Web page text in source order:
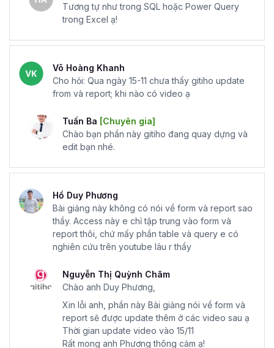
Lập kế hoạch sự kiện:Access cho phép bạn tạo lập kế
hoạch sự kiện, quản lý danh sách các khách mời cũng
như báo cáo về tổng quan của sự kiện, số người tham gia
Microsoft Access phù hợp với
những công việc nào?
Nhà phân tích dữ liệu (Data Analyst)
Microsoft Access là một trong những công cụ cơ bản của
quản lý cơ sở dữ liệu linh hoạt, nhanh chóng, khoa học,
chính xác và giao diện thân thiện với người dùng. Vì vậy,
Microsoft Access là công cụ tuyệt vời để nhà phân tích
dữ liệu có những đánh giá trực quan nhất về một vấn đề
cụ thể nào đó.
Kỹ thuật viên hỗ trợ Công nghệ thông tin (IT
Support)
Kỹ thuật viên hỗ trợ công nghệ thông tin cần phải biết sử
dụng Access để lưu trữ dữ liệu khách hàng, dữ liệu nhân
viên và thông tin kinh doanh. Microsoft Access sẽ chuyên
sâu và nâng cao hơn nhiều so với Excel bởi những ưu
Tương tự như trong SQL hoặc Power Query
trong Excel ạ!
Võ Hoàng Khanh
Cho hỏi: Qua ngày 15-11 chưa thấy gitiho update
from và report; khi nào có video ạ
Tuấn Ba [Chuyên gia]
Chào bạn phần này gitiho đang quay dựng và
edit bạn nhé.
Hồ Duy Phương
Bài giảng này không có nói về form và report sao
thầy. Access này e chỉ tập trung vào form và
report thôi, chứ mấy phần table và query e có
nghiên cứu trên youtube lâu r thầy
Nguyễn Thị Quỳnh Châm
Chào anh Duy Phương,
Xin lỗi anh, phần này Bài giảng nói về form và
report sẽ được update thêm ở các video sau ạ
Thời gian update video vào 15/11
Rất mong anh Phương thông cảm ạ!